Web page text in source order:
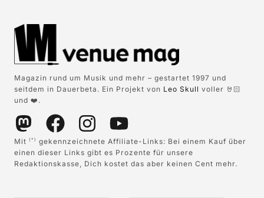
Magazin rund um Musik und mehr – gestartet 1997 und
seitdem in Dauerbeta. Ein Projekt von Leo Skull voller 🤘🏻
und ❤️.
Mit (*)
gekennzeichnete Affiliate-Links: Bei einem Kauf über
einen dieser Links gibt es Prozente für unsere
Redaktionskasse, Dich kostet das aber keinen Cent mehr.